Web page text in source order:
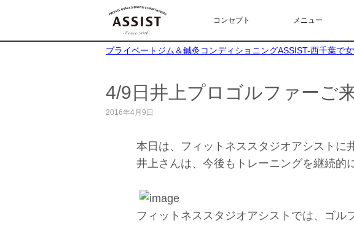
コンセプト メニュー
プライベートジム＆鍼灸コンディショニングASSIST-西千葉で
4/9日井上プロゴルファーご
2016年4月9日
本日は、フィットネススタジオアシストに
井上さんは、今後もトレーニングを継続的
フィットネススタジオアシストでは、ゴ